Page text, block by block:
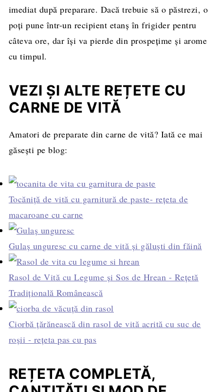
imediat după preparare. Dacă trebuie să o păstrezi, o
poți pune într-un recipient etanș în frigider pentru
câteva ore, dar își va pierde din prospețime și arome
cu timpul.
VEZI ȘI ALTE REȚETE CU
CARNE DE VITĂ
Amatori de preparate din carne de vită? Iată ce mai
găsești pe blog:
Tocăniță de vită cu garnitură de paste- rețeta de
macaroane cu carne
Gulaș unguresc cu carne de vită și găluști din făină
Rasol de Vită cu Legume și Sos de Hrean - Rețetă
Tradițională Românească
Ciorbă țărănească din rasol de vită acrită cu suc de
roșii - rețeta pas cu pas
REȚETA COMPLETĂ,